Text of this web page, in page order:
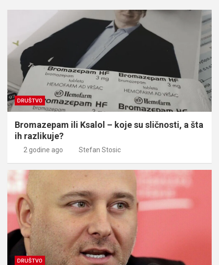
DRUŠTVO
Bromazepam ili Ksalol – koje su sličnosti, a šta
ih razlikuje?
2 godine ago Stefan Stosic
DRUŠTVO